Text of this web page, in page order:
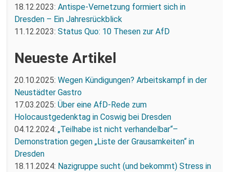
18.12.2023: Antispe-Vernetzung formiert sich in
Dresden – Ein Jahresrückblick
11.12.2023: Status Quo: 10 Thesen zur AfD
Neueste Artikel
20.10.2025: Wegen Kündigungen? Arbeitskampf in der
Neustädter Gastro
17.03.2025: Über eine AfD-Rede zum
Holocaustgedenktag in Coswig bei Dresden
04.12.2024: „Teilhabe ist nicht verhandelbar“–
Demonstration gegen „Liste der Grausamkeiten“ in
Dresden
18.11.2024: Nazigruppe sucht (und bekommt) Stress in